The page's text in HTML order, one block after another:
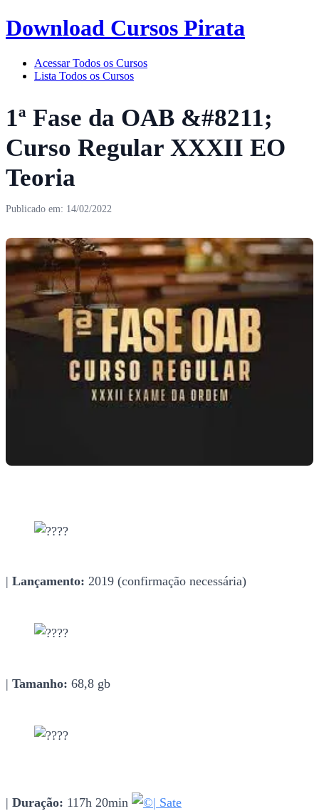
Download Cursos Pirata
Acessar Todos os Cursos
Lista Todos os Cursos
1ª Fase da OAB &#8211;
Curso Regular XXXII EO
Teoria
Publicado em: 14/02/2022
| Lançamento: 2019 (confirmação necessária)
| Tamanho: 68,8 gb
| Duração: 117h 20min | Sate